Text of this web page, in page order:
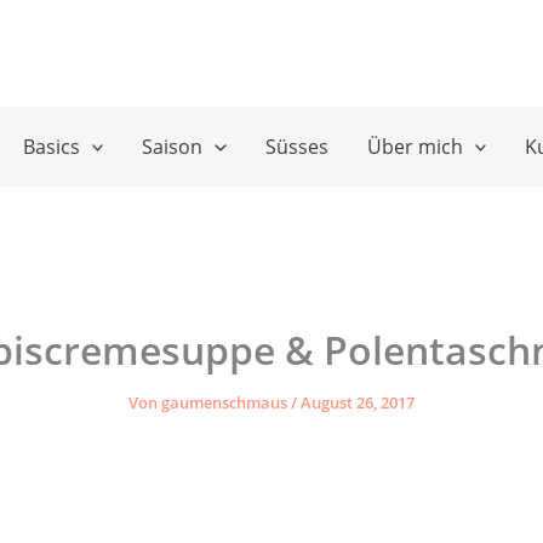
Basics Saison Süsses Über mich
&
Vongaumenschmaus/August 26, 2017